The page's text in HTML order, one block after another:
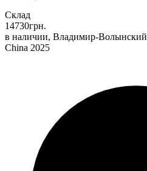
Склад
14730грн.
в наличии, Владимир-Волынский
China 2025